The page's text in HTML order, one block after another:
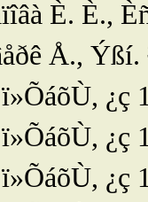
È. È.,
Å., Ýßí.
¿ç
¿ç
¿ç